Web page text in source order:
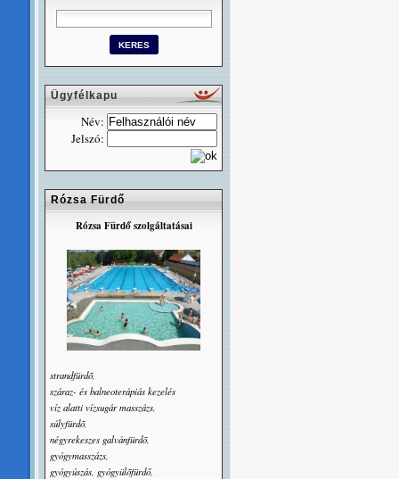
Ügyfélkapu
Név:
Jelszó:
Rózsa Fürdő
Rózsa Fürdő szolgáltatásai
strandfürdõ,
száraz- és balneoterápiás kezelés
víz alatti vízsugár masszázs,
súlyfürdõ,
négyrekeszes galvánfürdõ,
gyógymasszázs,
gyógyúszás, gyógyülõfürdő,